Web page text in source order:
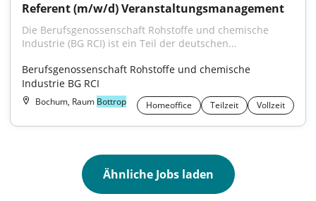
Referent (m/w/d) Veranstaltungsmanagement
Die Berufsgenossenschaft Rohstoffe und chemische
Industrie (BG RCI) ist ein Teil der deutschen...
Berufsgenossenschaft Rohstoffe und chemische
Industrie BG RCI
Bochum, Raum Bottrop Homeoffice Teilzeit Vollzeit
Ähnliche Jobs laden